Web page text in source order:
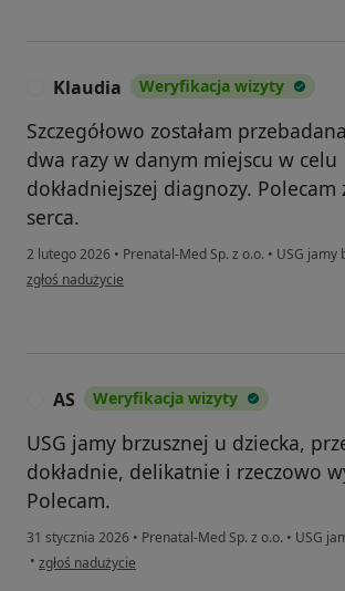
Klaudia Weryfikacja wizyty
Szczegółowo zostałam
dwa razy w danym miejscu w celu
dokładniejszej diagnozy. Polecam
serca.
2 lutego 2026 • Prenatal-Med Sp. z o.o. • USG jamy
w opinii użytkownika Klaudia
zgłoś nadużycie
AS Weryfikacja wizyty
USG jamy brzusznej u dziecka,
dokładnie, delikatnie i rzeczowo
Polecam.
31 stycznia 2026 • Prenatal-Med Sp. z o.o. • USG
• w opinii użytkownika AS
zgłoś nadużycie